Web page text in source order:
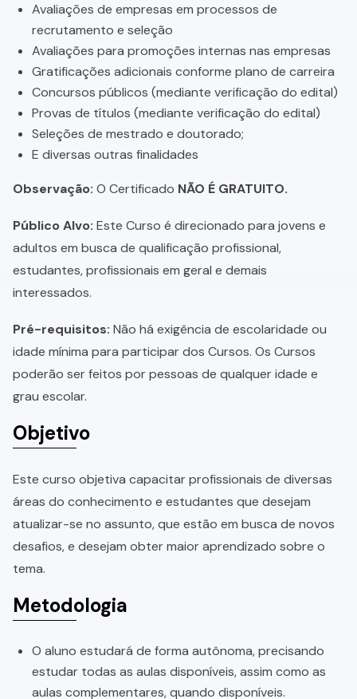
Avaliações de empresas em processos de
recrutamento e seleção
Avaliações para promoções internas nas empresas
Gratificações adicionais conforme plano de carreira
Concursos públicos (mediante verificação do edital)
Provas de títulos (mediante verificação do edital)
Seleções de mestrado e doutorado;
E diversas outras finalidades
Observação: O Certificado NÃO É GRATUITO.
Público Alvo: Este Curso é direcionado para jovens e
adultos em busca de qualificação profissional,
estudantes, profissionais em geral e demais
interessados.
Pré-requisitos: Não há exigência de escolaridade ou
idade mínima para participar dos Cursos. Os Cursos
poderão ser feitos por pessoas de qualquer idade e
grau escolar.
Objetivo
Este curso objetiva capacitar profissionais de diversas
áreas do conhecimento e estudantes que desejam
atualizar-se no assunto, que estão em busca de novos
desafios, e desejam obter maior aprendizado sobre o
tema.
Metodologia
O aluno estudará de forma autônoma, precisando
estudar todas as aulas disponíveis, assim como as
aulas complementares, quando disponíveis.